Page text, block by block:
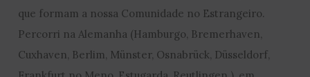
que formam a nossa Comunidade no Estrangeiro.
Percorri na Alemanha (Hamburgo, Bremerhaven,
Cuxhaven, Berlim, Münster, Osnabrück, Düsseldorf,